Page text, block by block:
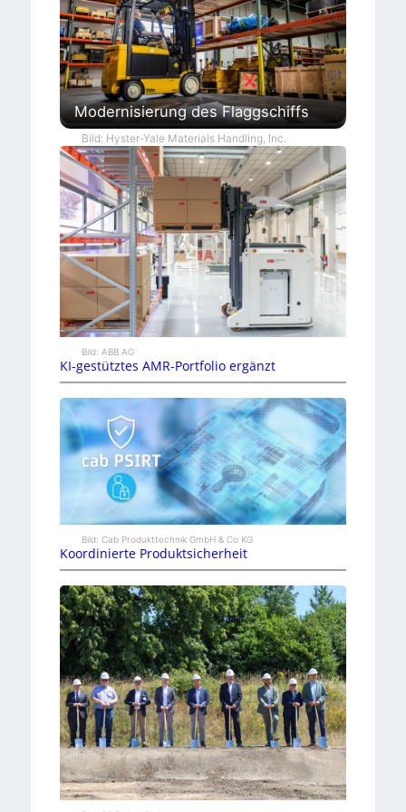
Modernisierung des Flaggschiffs
Bild: Hyster-Yale Materials Handling, Inc.
Bild: ABB AG
KI-gestütztes AMR-Portfolio ergänzt
Bild: Cab Produkttechnik GmbH & Co KG
Koordinierte Produktsicherheit